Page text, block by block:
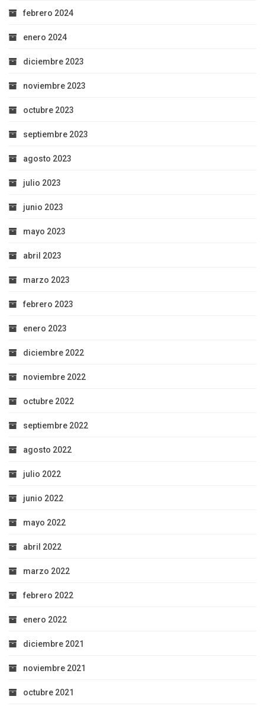
febrero 2024
enero 2024
diciembre 2023
noviembre 2023
octubre 2023
septiembre 2023
agosto 2023
julio 2023
junio 2023
mayo 2023
abril 2023
marzo 2023
febrero 2023
enero 2023
diciembre 2022
noviembre 2022
octubre 2022
septiembre 2022
agosto 2022
julio 2022
junio 2022
mayo 2022
abril 2022
marzo 2022
febrero 2022
enero 2022
diciembre 2021
noviembre 2021
octubre 2021